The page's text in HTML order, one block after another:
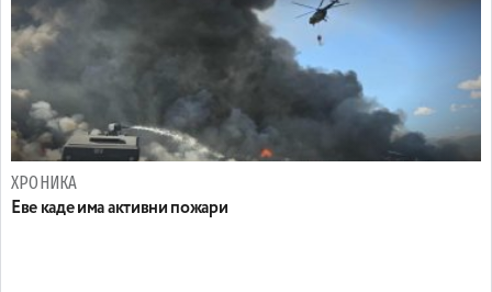
ХРОНИКА
Eве каде има активни пожари